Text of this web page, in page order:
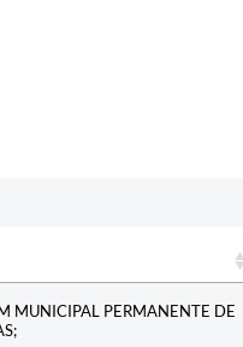
MUNICIPAL PERMANENTE DE